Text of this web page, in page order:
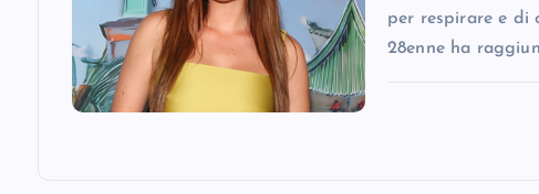
per respirare e di
28enne ha